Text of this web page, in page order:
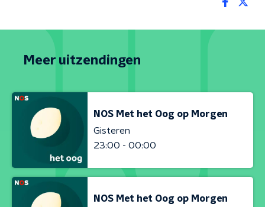
Meer uitzendingen
NOS Met het Oog op Morgen
Gisteren
23:00 - 00:00
NOS Met het Oog op Morgen